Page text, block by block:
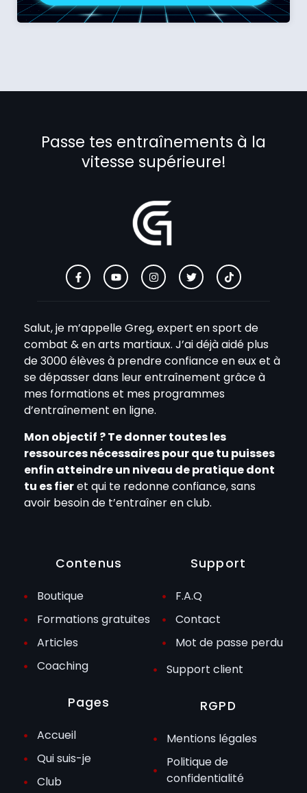
Passe tes entraînements à la
vitesse supérieure!
Salut, je m’appelle Greg, expert en sport de
combat & en arts martiaux. J’ai déjà aidé plus
de 3000 élèves à prendre confiance en eux et à
se dépasser dans leur entraînement grâce à
mes formations et mes programmes
d’entraînement en ligne.
Mon objectif ? Te donner toutes les
ressources nécessaires pour que tu puisses
enfin atteindre un niveau de pratique dont
tu es fieret qui te redonne confiance, sans
avoir besoin de t’entraîner en club.
Contenus
Boutique
Formations gratuites
Articles
Coaching
Pages
Accueil
Qui suis-je
Club
Support
F.A.Q
Contact
Mot de passe perdu
Support client
RGPD
Mentions légales
Politique de
confidentialité